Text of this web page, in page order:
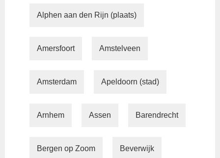
Alphen aan den Rijn (plaats)
Amersfoort Amstelveen
Amsterdam Apeldoorn (stad)
Arnhem Assen Barendrecht
Bergen op Zoom Beverwijk